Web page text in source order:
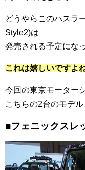
どうやらこのハスラ
Style2)は
発売される予定にな
これは嬉しいですよね
今回の東京モーター
こちらの2台のモデ
■フェニックスレ